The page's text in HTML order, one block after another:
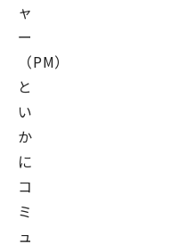
ャ
ー
（PM）
と
い
か
に
コ
ミ
ュ